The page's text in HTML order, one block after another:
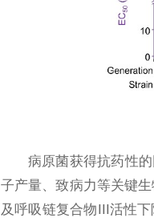
病原菌获得抗药性
子产量、致病力等关键
及呼吸链复合物III活性